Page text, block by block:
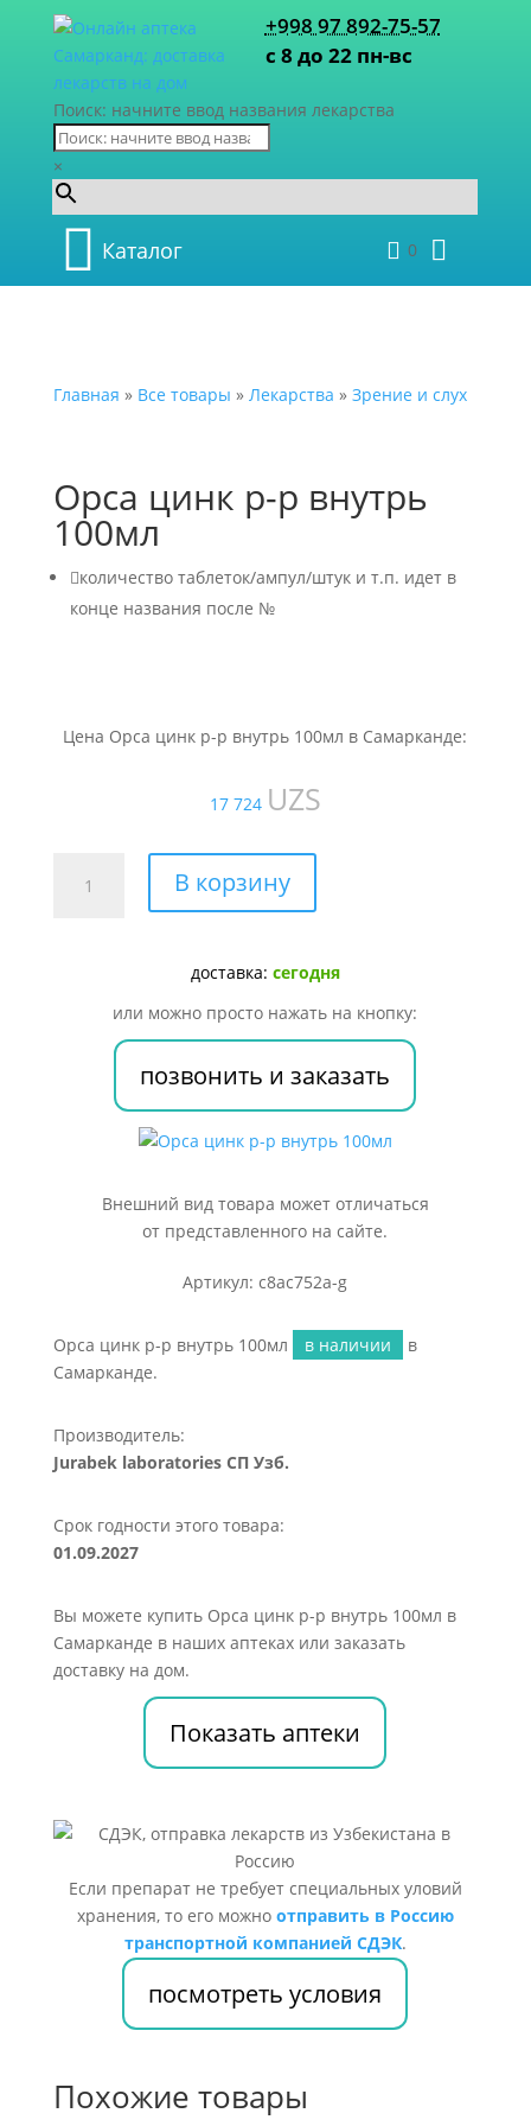
+998 97 892-75-57
с 8 до 22 пн-вс
Поиск: начните ввод названия лекарства
×
Каталог 0
Главная » Все товары » Лекарства » Зрение и слух
Орса цинк р-р внутрь
100мл
количество таблеток/ампул/штук и т.п. идет в
конце названия после №
Цена Орса цинк р-р внутрь 100мл в Самарканде:
17 724 UZS
товара
В корзину
доставка: сегодня
или можно просто нажать на кнопку:
позвонить и заказать
Внешний вид товара может отличаться
от представленного на сайте.
Артикул: c8ac752a-g
Орса цинк р-р внутрь 100мл в наличии
в
Самарканде.
Производитель:
Jurabek laboratories СП Узб.
Срок годности этого товара:
01.09.2027
Вы можете купить Орса цинк р-р внутрь 100мл в
Самарканде в наших аптеках или заказать
доставку на дом.
Показать аптеки
Если препарат не требует специальных уловий
хранения, то его можно отправить в Россию
транспортной компанией СДЭК.
посмотреть условия
Похожие товары